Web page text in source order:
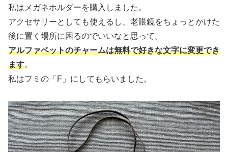
私はメガネホルダーを購入しました。
アクセサリーとしても使えるし、老眼鏡をちょっとかけた
後に置く場所に困るのでいいなと思って。
アルファベットのチャームは無料で好きな文字に変更でき
ます。
私はフミの「F」にしてもらいました。